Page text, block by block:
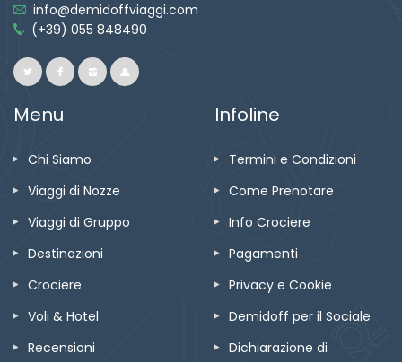
info@demidoffviaggi.com
(+39) 055 848490
Menu
Chi Siamo
Viaggi di Nozze
Viaggi di Gruppo
Destinazioni
Crociere
Voli & Hotel
Recensioni
Infoline
Termini e Condizioni
Come Prenotare
Info Crociere
Pagamenti
Privacy e Cookie
Demidoff per il Sociale
Dichiarazione di